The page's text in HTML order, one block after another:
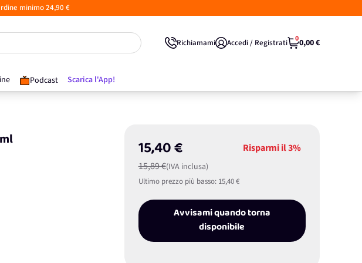
minimo 24,90 €
Podcast Scarica l'App!
Richiamami Accedi / Registrati 00,00 €
15,40 €
15,89 €(IVA inclusa)
Risparmi il3%
Ultimo prezzo più basso: 15,40 €
Avvisami quando torna
disponibile